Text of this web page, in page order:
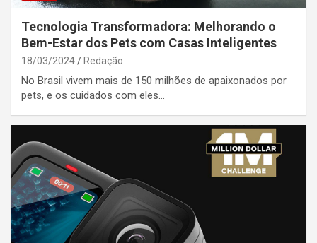
Tecnologia Transformadora: Melhorando o
Bem-Estar dos Pets com Casas Inteligentes
18/03/2024 Redação
No Brasil vivem mais de 150 milhões de apaixonados por
pets, e os cuidados com eles…